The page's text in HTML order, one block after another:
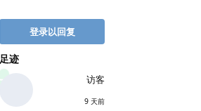
登录以回复
足迹
访客
9 天前